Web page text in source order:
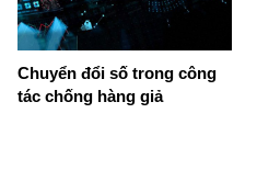
Chuyển đổi số trong công
tác chống hàng giả